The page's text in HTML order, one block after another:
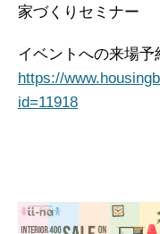
家づくりセミナー
イベントへの来場予
https://
id=11918